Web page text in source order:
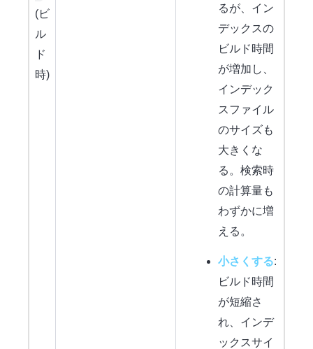
(ビ
ル
ド
時)
るが、イン
デックスの
ビルド時間
が増加し、
インデック
スファイル
のサイズも
大きくな
る。検索時
の計算量も
わずかに増
える。
小さくする:
ビルド時間
が短縮さ
れ、インデ
ックスサイ